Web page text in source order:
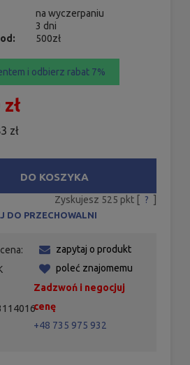
na wyczerpaniu
3 dni
500zł
i odbierz rabat 7%
zł
DO KOSZYKA
Zyskujesz 525 pkt [ ? ]
DO PRZECHOWALNI
zapytaj o produkt
poleć znajomemu
Zadzwoń i negocjuj
cenę
+48 735 975 932